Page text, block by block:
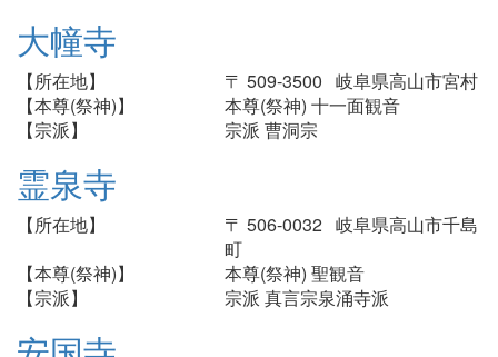
大幢寺
【所在地】
〒 509-3500 岐阜県高山市宮村
【本尊(祭神)】
本尊(祭神) 十一面観音
【宗派】
宗派 曹洞宗
霊泉寺
【所在地】
〒 506-0032 岐阜県高山市千島
町
【本尊(祭神)】
本尊(祭神) 聖観音
【宗派】
宗派 真言宗泉涌寺派